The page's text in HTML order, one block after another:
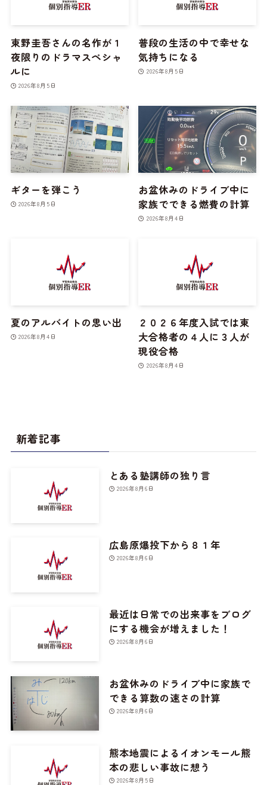
東野圭吾さんの名作が１
夜限りのドラマスペシャ
ルに
2026年8月5日
普段の生活の中で幸せな
気持ちになる
2026年8月5日
ギターを弾こう
2026年8月5日
お盆休みのドライブ中に
家族でできる燃費の計算
2026年8月4日
夏のアルバイトの思い出
2026年8月4日
２０２６年度入試では東
大合格者の４人に３人が
現役合格
2026年8月4日
新着記事
とある塾講師の独り言
2026年8月6日
広島原爆投下から８１年
2026年8月6日
最近は日常での出来事をブログ
にする機会が増えました！
2026年8月6日
お盆休みのドライブ中に家族で
できる算数の速さの計算
2026年8月6日
熊本地震によるイオンモール熊
本の悲しい事故に想う
2026年8月5日